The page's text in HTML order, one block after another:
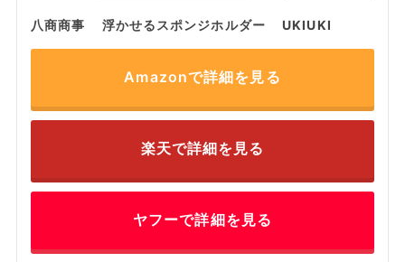
八商商事 浮かせるスポンジホルダー UKIUKI
Amazonで詳細を見る
楽天で詳細を見る
ヤフーで詳細を見る